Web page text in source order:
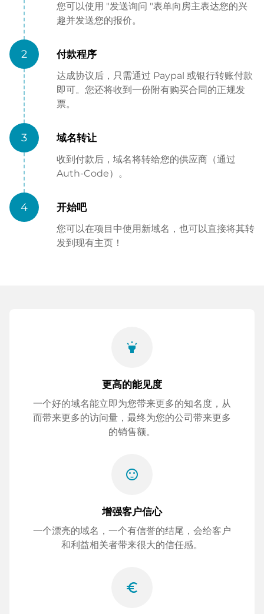
您可以使用 "发送询问 "表单向房主表达您的兴
趣并发送您的报价。
2 付款程序
达成协议后，只需通过 Paypal 或银行转账付款
即可。您还将收到一份附有购买合同的正规发
票。
3 域名转让
收到付款后，域名将转给您的供应商（通过
Auth-Code）。
4 开始吧
您可以在项目中使用新域名，也可以直接将其转
发到现有主页！
highlight
更高的能见度
一个好的域名能立即为您带来更多的知名度，从
而带来更多的访问量，最终为您的公司带来更多
的销售额。
sentiment_satisfied
增强客户信心
一个漂亮的域名，一个有信誉的结尾，会给客户
和利益相关者带来很大的信任感。
euro_symbol